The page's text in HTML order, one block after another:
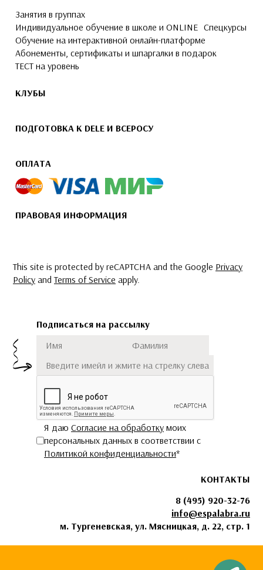
Чат с
Занятия в группах
Индивидуальное обучение в школе и ONLINE Спецкурсы
Обучение на интерактивной онлайн-платформе
Абонементы, сертификаты и шпаргалки в подарок
ТЕСТ на уровень
КЛУБЫ
ПОДГОТОВКА К DELE И ВСЕРОСУ
ОПЛАТА
ПРАВОВАЯ ИНФОРМАЦИЯ
This site is protected by reCAPTCHA and the Google Privacy
Policy andTerms of Service apply.
Подписаться на рассылку
Имя
Фамилия
Я даю Согласие на обработку моих
персональных данных в соответствии с
Политикой конфиденциальности*
Подписаться
КОНТАКТЫ
8 (495) 920-32-76
info@espalabra.ru
м. Тургеневская, ул. Мясницкая, д. 22, стр. 1